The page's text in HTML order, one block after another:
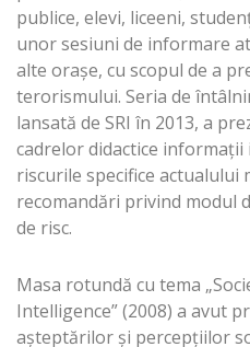
publice, elevi, liceeni,
unor sesiuni de informare
alte oraşe, cu scopul de a
terorismului. Seria de
lansată de SRI în 2013, a
cadrelor didactice informaţii
riscurile specifice actualului
recomandări privind modul
de risc.
Masa rotundă cu tema
Intelligence” (2008) a avut
aşteptărilor şi percepţiilor